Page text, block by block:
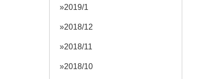
2019/1
2018/12
2018/11
2018/10